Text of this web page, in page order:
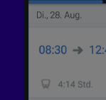
aktiv
von
Entwicklung
Angeboten.